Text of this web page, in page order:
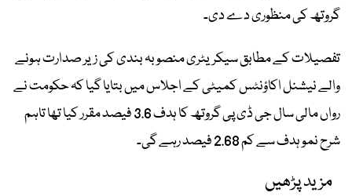
گروتھ کی منظوری دے دی۔
تفصیلات کے مطابق سیکریٹری منصوبہ بندی کی زیر صدارت ہونے
والے نیشنل اکاؤنٹس کمیٹی کے اجلاس میں بتایا گیا کہ حکومت نے
رواں مالی سال جی ڈی پی گروتھ کا ہدف 3.6 فیصد مقرر کیا تھا تاہم
شرح نمو ہدف سے کم 2.68 فیصد رہے گی۔
مزید پڑھیں